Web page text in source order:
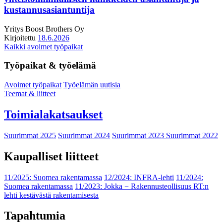
kustannusasiantuntija
Yritys Boost Brothers Oy
Kirjoitettu 18.6.2026
Kaikki avoimet työpaikat
Työpaikat & työelämä
Avoimet työpaikat Työelämän uutisia
Teemat & liitteet
Toimialakatsaukset
Suurimmat 2025 Suurimmat 2024 Suurimmat 2023 Suurimmat 2022
Kaupalliset liitteet
11/2025: Suomea rakentamassa 12/2024: INFRA-lehti 11/2024:
Suomea rakentamassa 11/2023: Jokka − Rakennusteollisuus RT:n
lehti kestävästä rakentamisesta
Tapahtumia